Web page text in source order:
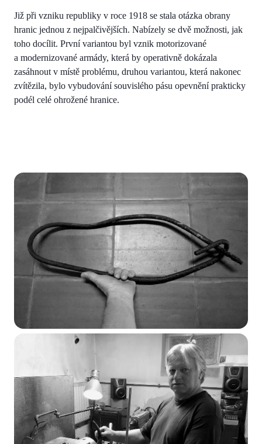
Již při vzniku republiky v roce 1918 se stala otázka obrany
hranic jednou z nejpalčivějších. Nabízely se dvě možnosti, jak
toho docílit. První variantou byl vznik motorizované
a modernizované armády, která by operativně dokázala
zasáhnout v místě problému, druhou variantou, která nakonec
zvítězila, bylo vybudování souvislého pásu opevnění prakticky
podél celé ohrožené hranice.